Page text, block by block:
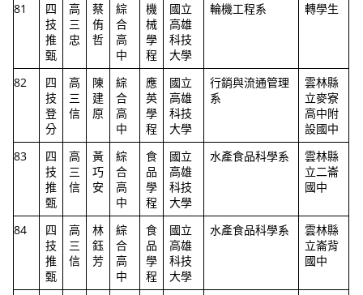
81
四
技
推
甄
高
三
忠
蔡
侑
哲
綜
合
高
中
機
械
學
程
國立
高雄
科技
大學
輪機工程系 轉學生
82
四
技
登
分
高
三
信
陳
建
原
綜
合
高
中
應
英
學
程
國立
高雄
科技
大學
行銷與流通管理
系
雲林縣
立麥寮
高中附
設國中
83
四
技
推
甄
高
三
信
黃
巧
安
綜
合
高
中
食
品
學
程
國立
高雄
科技
大學
水產食品科學系
雲林縣
立二崙
國中
84
四
技
推
甄
高
三
信
林
鈺
芳
綜
合
高
中
食
品
學
程
國立
高雄
科技
大學
水產食品科學系
雲林縣
立崙背
國中